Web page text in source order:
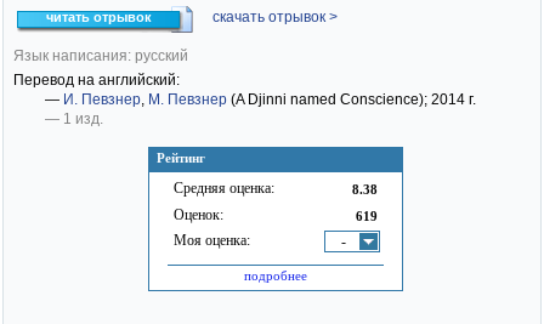
Рейтинг
Средняя оценка: 8.38
Оценок: 619
Моя оценка: -
подробнее
читать отрывок скачать отрывок >
Язык написания: русский
Перевод на английский:
— И. Певзнер, М. Певзнер (A Djinni named Conscience); 2014 г.
— 1 изд.